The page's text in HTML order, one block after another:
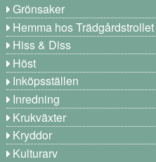
Grönsaker
Hemma hos Trädgårdstrollet
Hiss & Diss
Höst
Inköpsställen
Inredning
Krukväxter
Kryddor
Kulturarv